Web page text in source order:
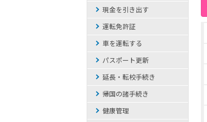
現金を引き出す
運転免許証
車を運転する
パスポート更新
延長・転校手続き
帰国の諸手続き
健康管理